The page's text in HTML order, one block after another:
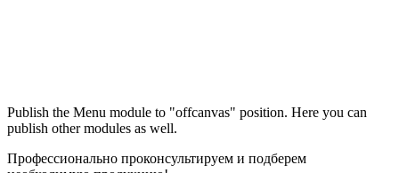
Publish the Menu module to "offcanvas" position. Here you can
publish other modules as well.
М ● консультант ПРОФСНАБ
Профессионально проконсультируем и подберем